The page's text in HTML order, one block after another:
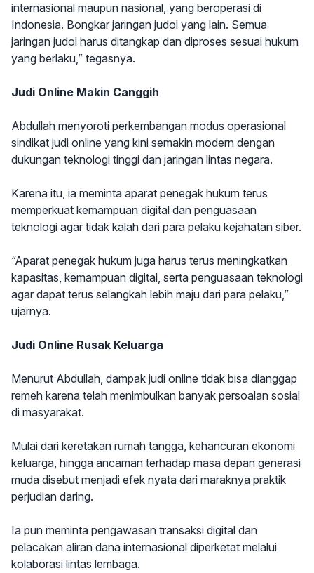
internasional maupun nasional, yang beroperasi di
Indonesia. Bongkar jaringan judol yang lain. Semua
jaringan judol harus ditangkap dan diproses sesuai hukum
yang berlaku,” tegasnya.
Judi Online Makin Canggih
Abdullah menyoroti perkembangan modus operasional
sindikat judi online yang kini semakin modern dengan
dukungan teknologi tinggi dan jaringan lintas negara.
Karena itu, ia meminta aparat penegak hukum terus
memperkuat kemampuan digital dan penguasaan
teknologi agar tidak kalah dari para pelaku kejahatan siber.
“Aparat penegak hukum juga harus terus meningkatkan
kapasitas, kemampuan digital, serta penguasaan teknologi
agar dapat terus selangkah lebih maju dari para pelaku,”
ujarnya.
Judi Online Rusak Keluarga
Menurut Abdullah, dampak judi online tidak bisa dianggap
remeh karena telah menimbulkan banyak persoalan sosial
di masyarakat.
Mulai dari keretakan rumah tangga, kehancuran ekonomi
keluarga, hingga ancaman terhadap masa depan generasi
muda disebut menjadi efek nyata dari maraknya praktik
perjudian daring.
Ia pun meminta pengawasan transaksi digital dan
pelacakan aliran dana internasional diperketat melalui
kolaborasi lintas lembaga.